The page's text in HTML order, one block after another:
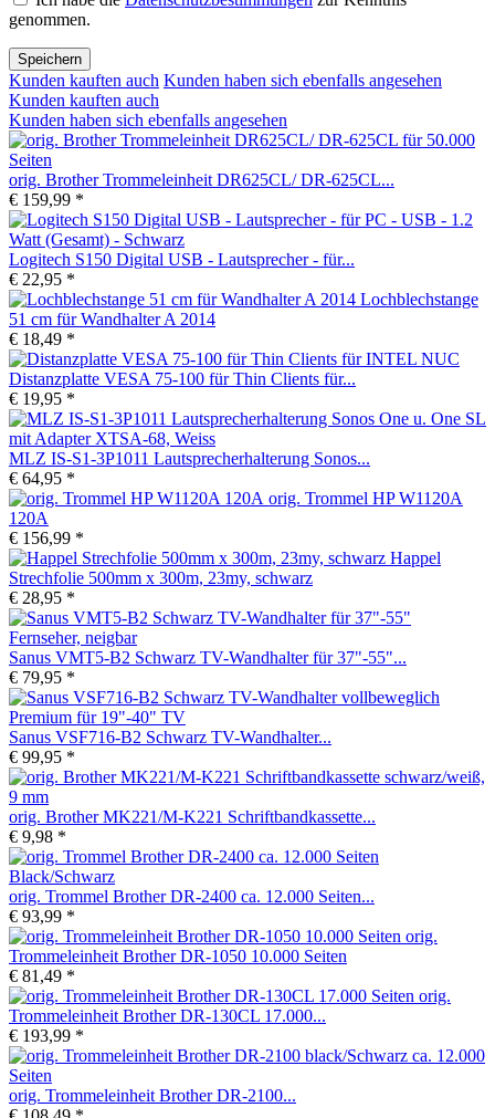
genommen.
Speichern
Kunden kauften auch Kunden haben sich ebenfalls angesehen
Kunden kauften auch
Kunden haben sich ebenfalls angesehen
orig. Brother Trommeleinheit DR625CL/ DR-625CL...
€ 159,99 *
Logitech S150 Digital USB - Lautsprecher - für...
€ 22,95 *
Lochblechstange
51 cm für Wandhalter A 2014
€ 18,49 *
Distanzplatte VESA 75-100 für Thin Clients für...
€ 19,95 *
MLZ IS-S1-3P1011 Lautsprecherhalterung Sonos...
€ 64,95 *
orig. Trommel HP W1120A
120A
€ 156,99 *
Happel
Strechfolie 500mm x 300m, 23my, schwarz
€ 28,95 *
Sanus VMT5-B2 Schwarz TV-Wandhalter für 37"-55"...
€ 79,95 *
Sanus VSF716-B2 Schwarz TV-Wandhalter...
€ 99,95 *
orig. Brother MK221/M-K221 Schriftbandkassette...
€ 9,98 *
orig. Trommel Brother DR-2400 ca. 12.000 Seiten...
€ 93,99 *
orig.
Trommeleinheit Brother DR-1050 10.000 Seiten
€ 81,49 *
orig.
Trommeleinheit Brother DR-130CL 17.000...
€ 193,99 *
orig. Trommeleinheit Brother DR-2100...